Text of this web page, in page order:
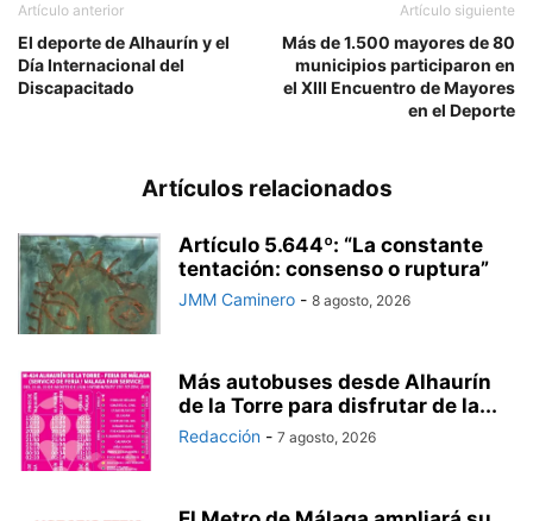
Artículo anterior
El deporte de Alhaurín y el
Día Internacional del
Discapacitado
Artículo siguiente
Más de 1.500 mayores de 80
municipios participaron en
el XIII Encuentro de Mayores
en el Deporte
Artículos relacionados
Artículo 5.644º: “La constante
tentación: consenso o ruptura”
JMM Caminero - 8 agosto, 2026
Más autobuses desde Alhaurín
de la Torre para disfrutar de la...
Redacción - 7 agosto, 2026